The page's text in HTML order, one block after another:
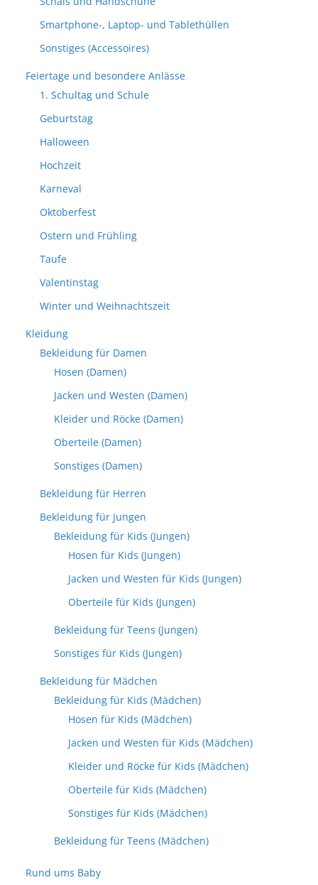
Smartphone-, Laptop- und Tablethüllen
Sonstiges (Accessoires)
Feiertage und besondere Anlässe
1. Schultag und Schule
Geburtstag
Halloween
Hochzeit
Karneval
Oktoberfest
Ostern und Frühling
Taufe
Valentinstag
Winter und Weihnachtszeit
Kleidung
Bekleidung für Damen
Hosen (Damen)
Jacken und Westen (Damen)
Kleider und Röcke (Damen)
Oberteile (Damen)
Sonstiges (Damen)
Bekleidung für Herren
Bekleidung für Jungen
Bekleidung für Kids (Jungen)
Hosen für Kids (Jungen)
Jacken und Westen für Kids (Jungen)
Oberteile für Kids (Jungen)
Bekleidung für Teens (Jungen)
Sonstiges für Kids (Jungen)
Bekleidung für Mädchen
Bekleidung für Kids (Mädchen)
Hosen für Kids (Mädchen)
Jacken und Westen für Kids (Mädchen)
Kleider und Röcke für Kids (Mädchen)
Oberteile für Kids (Mädchen)
Sonstiges für Kids (Mädchen)
Bekleidung für Teens (Mädchen)
Rund ums Baby